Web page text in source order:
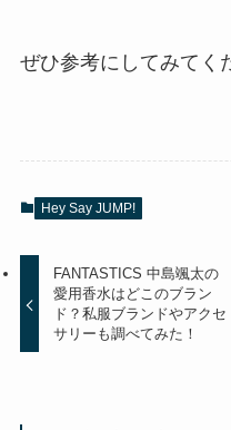
ぜひ参考にしてみて
Hey Say JUMP!
FANTASTICS 中島颯太の
愛用香水はどこのブラン
ド？私服ブランドやアクセ
サリーも調べてみた！